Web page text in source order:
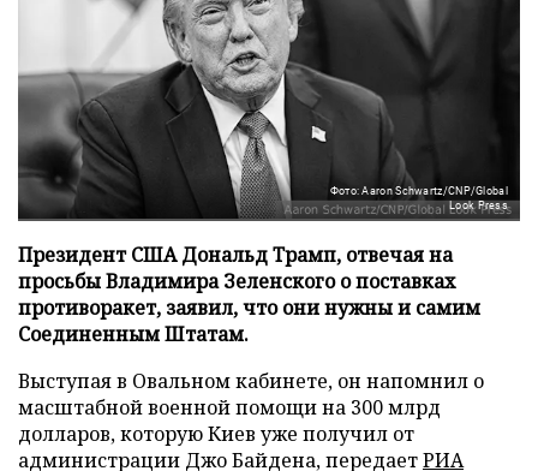
Фото: Aaron Schwartz/CNP/Global
Look Press
Президент США Дональд Трамп, отвечая на
просьбы Владимира Зеленского о поставках
противоракет, заявил, что они нужны и самим
Соединенным Штатам.
Выступая в Овальном кабинете, он напомнил о
масштабной военной помощи на 300 млрд
долларов, которую Киев уже получил от
администрации Джо Байдена, передаетРИА